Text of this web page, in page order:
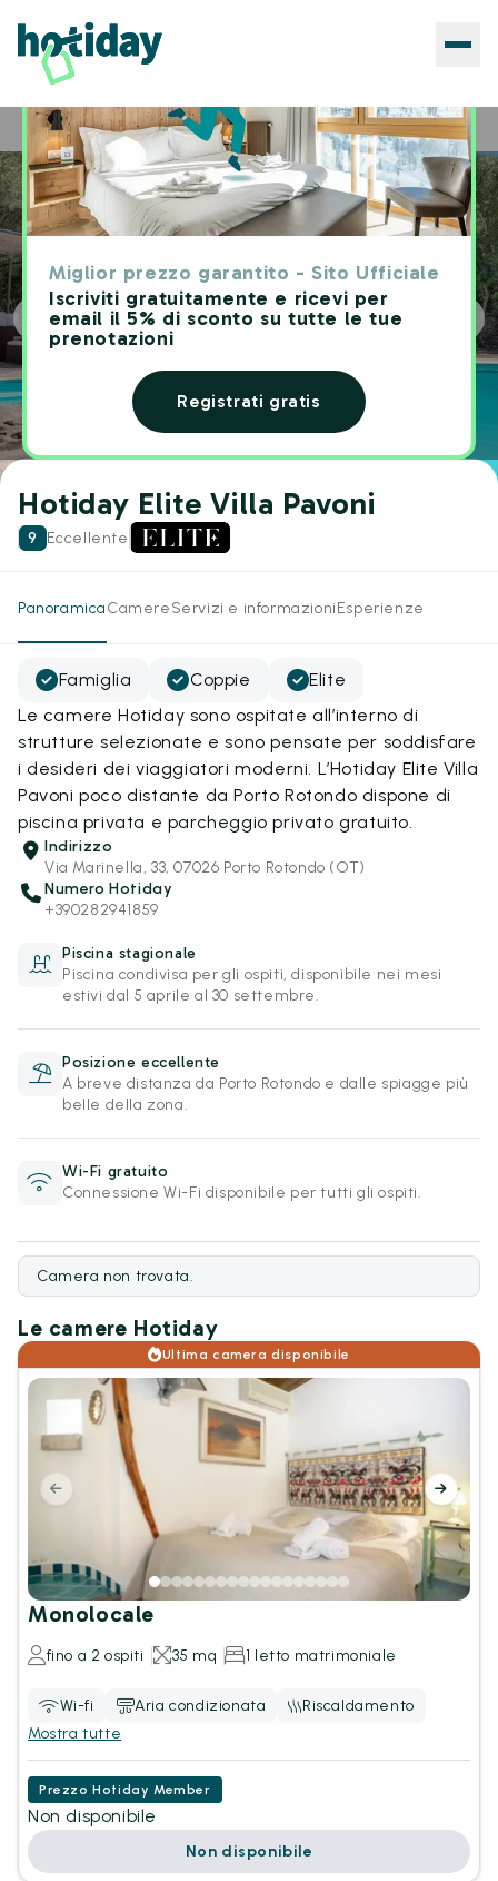
Miglior prezzo garantito - Sito Ufficiale
Iscriviti gratuitamente e ricevi per
email il 5% di sconto su tutte le tue
prenotazioni
Registrati gratis
Home Hotels Hotiday Elite Villa Pavoni
Hotiday Elite Villa Pavoni
9 Eccellente
PanoramicaCamereServizi e informazioniEsperienze
Famiglia Coppie
Elite
Le camere Hotiday sono ospitate all’interno di
strutture selezionate e sono pensate per soddisfare
i desideri dei viaggiatori moderni. L’Hotiday Elite Villa
Pavoni poco distante da Porto Rotondo dispone di
piscina privata e parcheggio privato gratuito.
Indirizzo
Via Marinella, 33, 07026 Porto Rotondo (OT)
Numero Hotiday
+390282941859
Piscina stagionale
Piscina condivisa per gli ospiti, disponibile nei mesi
estivi dal 5 aprile al 30 settembre.
Posizione eccellente
A breve distanza da Porto Rotondo e dalle spiagge più
belle della zona.
Wi-Fi gratuito
Connessione Wi-Fi disponibile per tutti gli ospiti.
Camera non trovata.
Le camere Hotiday
Ultima camera disponibile
Monolocale
fino a 2 ospiti 35 mq 1 letto matrimoniale
Wi-fi Aria condizionata
Riscaldamento
Mostra tutte
Prezzo Hotiday Member
Non disponibile
Non disponibile